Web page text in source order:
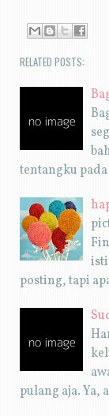
RELATED POSTS:
tentangku
posting, tapi
pulang aja. Ya,